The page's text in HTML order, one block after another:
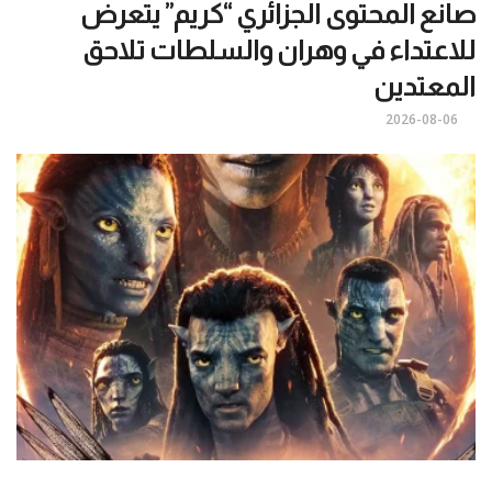
صانع المحتوى الجزائري “كريم” يتعرض
للاعتداء في وهران والسلطات تلاحق
المعتدين
2026-08-06